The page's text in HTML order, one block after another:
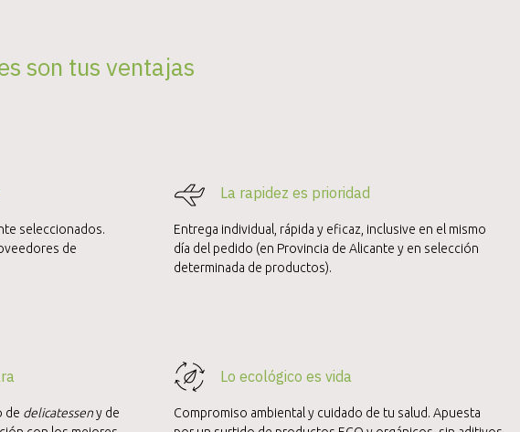
son tus ventajas
seleccionados.
de
La rapidez es prioridad
Entrega individual, rápida y eficaz, inclusive en el mismo
día del pedido (en Provincia de Alicante y en selección
determinada de productos).
de delicatesseny de
Lo ecológico es vida
Compromiso ambiental y cuidado de tu salud. Apuesta